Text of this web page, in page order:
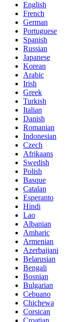
English
French
German
Portuguese
Spanish
Russian
Japanese
Korean
Arabic
Irish
Greek
Turkish
Italian
Danish
Romanian
Indonesian
Czech
Afrikaans
Swedish
Polish
Basque
Catalan
Esperanto
Hindi
Lao
Albanian
Amharic
Armenian
Azerbaijani
Belarusian
Bengali
Bosnian
Bulgarian
Cebuano
Chichewa
Corsican